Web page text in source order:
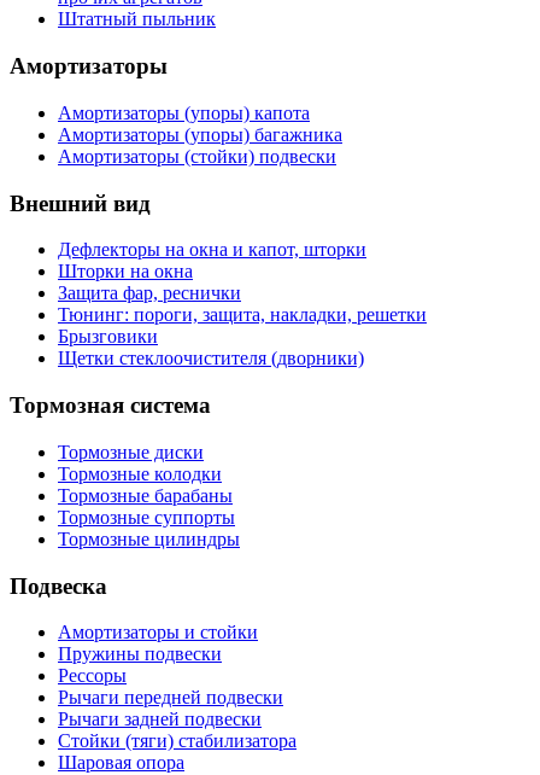
Штатный пыльник
Амортизаторы
Амортизаторы (упоры) капота
Амортизаторы (упоры) багажника
Амортизаторы (стойки) подвески
Внешний вид
Дефлекторы на окна и капот, шторки
Шторки на окна
Защита фар, реснички
Тюнинг: пороги, защита, накладки, решетки
Брызговики
Щетки стеклоочистителя (дворники)
Тормозная система
Тормозные диски
Тормозные колодки
Тормозные барабаны
Тормозные суппорты
Тормозные цилиндры
Подвеска
Амортизаторы и стойки
Пружины подвески
Рессоры
Рычаги передней подвески
Рычаги задней подвески
Стойки (тяги) стабилизатора
Шаровая опора